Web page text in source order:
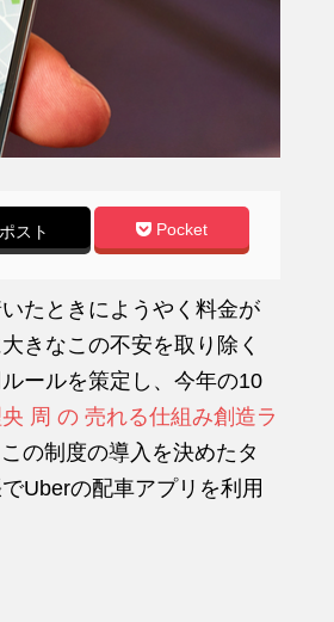
ポスト Pocket
たときにようやく料金が
きなこの不安を取り除く
ールを策定し、今年の10
周 の 売れる仕組み創造ラ
の制度の導入を決めたタ
Uberの配車アプリを利用